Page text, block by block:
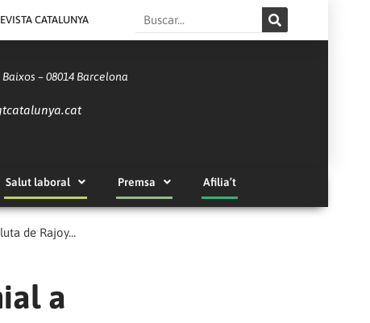
CATALUNYA Search
– 08014 Barcelona
Salut laboral Premsa Afilia’t
de Rajoy…
a